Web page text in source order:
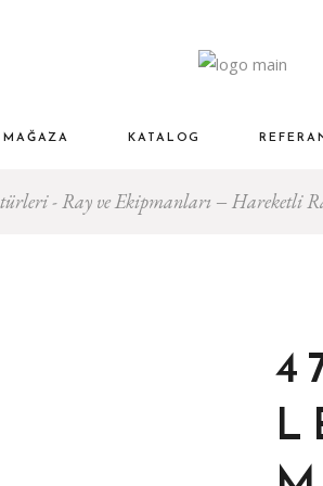
MAĞAZA KATALOG
- Ray ve Ekipmanları Hareketli